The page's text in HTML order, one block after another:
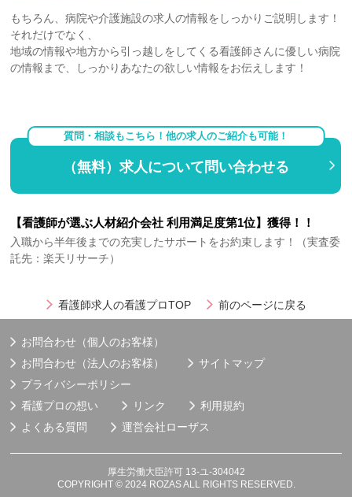
もちろん、病院や介護施設の求人の情報をしっかりご説明します！
それだけでなく、
地域の情報や地方から引っ越しをしてくる看護師さんに優しい病院
の情報まで、しっかりあなたの欲しい情報をお伝えします！
質問・相談もこちら！他の求人のご紹介も可能！
（無料）求人について問い合わせる
【看護師が選ぶ人材紹介会社 利用満足度第1位】獲得！！
入職から半年後までの充実したサポートをお約束します！（実査委
託先：楽天リサーチ）
看護師求人の看護プロTOP 前のページに戻る
お問合わせ（個人のお客様）
お問合わせ（法人のお客様）
サイトマップ
プライバシーポリシー
看護プロの想い
リンク
利用規約
よくある質問
運営会社ローザス
厚生労働大臣許可 13-ユ-304042
COPYRIGHT © 2024 ROZAS ALL RIGHTS RESERVED.